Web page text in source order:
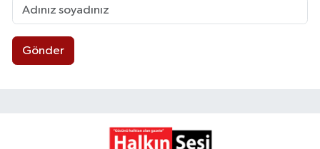
Gönder